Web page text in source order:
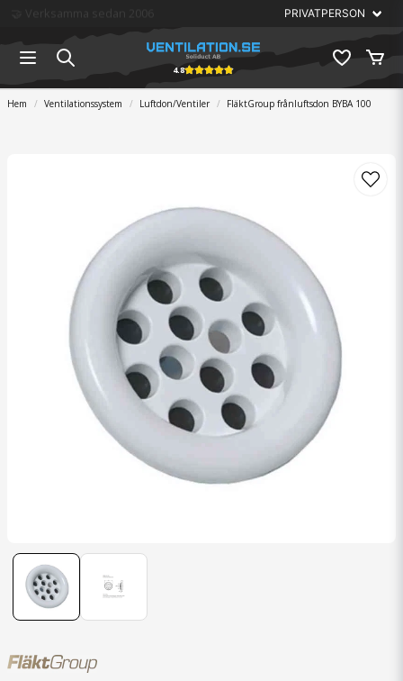
🏆 Störst på ventilation
4.8
Hem Ventilationssystem Luftdon/Ventiler FläktGroup frånluftsdon BYBA 100